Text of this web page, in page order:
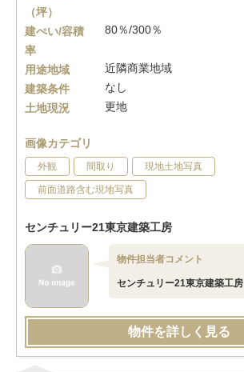
（坪）
建ぺい/容積
率
80％/300％
用途地域
近隣商業地域
建築条件
なし
土地現況
更地
画像カテゴリ
外観 間取り 現地土地写真
前面道路含む現地写真
センチュリー21東京建築工房
物件担当者コメント
センチュリー21東京建築工房
物件を詳しく見る